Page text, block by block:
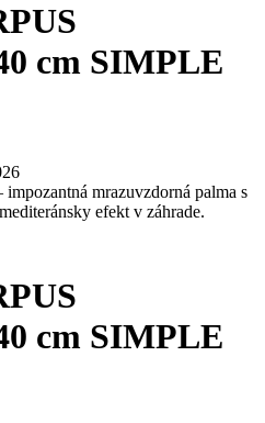
cm SIMPLE
mrazuvzdorná palma s
efekt v záhrade.
cm SIMPLE